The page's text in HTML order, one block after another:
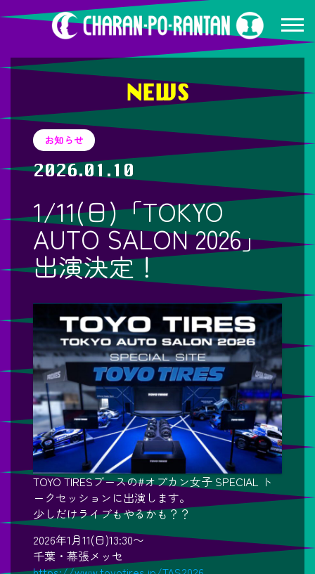
NEWS
お知らせ
2026.01.10
1/11(日)「TOKYO
AUTO SALON 2026」
出演決定！
TOYO TIRESブースの#オプカン女子 SPECIAL ト
ークセッションに出演します。
少しだけライブもやるかも？？
2026年1月11(日)13:30〜
千葉・幕張メッセ